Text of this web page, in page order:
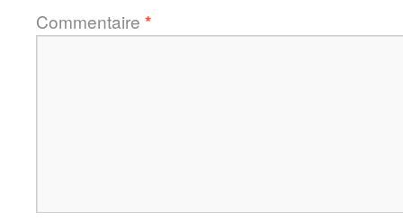
Commentaire *